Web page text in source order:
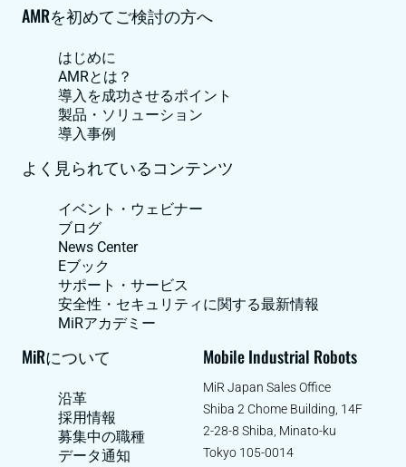
AMRを初めてご検討の方へ
はじめに
AMRとは？
導入を成功させるポイント
製品・ソリューション
導入事例
よく見られているコンテンツ
イベント・ウェビナー
ブログ
News Center
Eブック
サポート・サービス
安全性・セキュリティに関する最新情報
MiRアカデミー
MiRについて
沿革
採用情報
募集中の職種
データ通知
Mobile Industrial Robots
MiR Japan Sales Office
Shiba 2 Chome Building, 14F
2-28-8 Shiba, Minato-ku
Tokyo 105-0014